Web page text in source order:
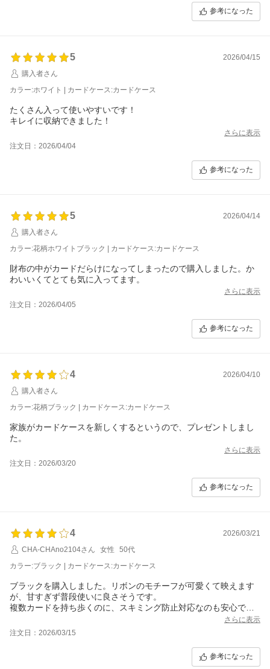
参考になった
5
2026/04/15
購入者さん
カラー:ホワイト | カードケース:カードケース
たくさん入って使いやすいです！
キレイに収納できました！
さらに表示
注文日：2026/04/04
参考になった
5
2026/04/14
購入者さん
カラー:花柄ホワイトブラック | カードケース:カードケース
財布の中がカードだらけになってしまったので購入しました。か
わいいくてとても気に入ってます。
さらに表示
注文日：2026/04/05
参考になった
4
2026/04/10
購入者さん
カラー:花柄ブラック | カードケース:カードケース
家族がカードケースを新しくするというので、プレゼントしまし
た。
さらに表示
注文日：2026/03/20
参考になった
4
2026/03/21
CHA-CHAno2104さん
女性
50代
カラー:ブラック | カードケース:カードケース
ブラックを購入しました。リボンのモチーフが可愛くて映えます
が、甘すぎず普段使いに良さそうです。
複数カードを持ち歩くのに、スキミング防止対応なのも安心でき
まだ購入したばかりなので耐久性が分からない為、星4にしまし
さらに表示
注文日：2026/03/15
参考になった